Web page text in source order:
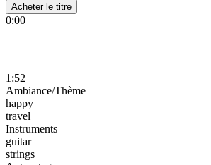
Acheter le titre
0:00
1:52
Ambiance/Thème
happy
travel
Instruments
guitar
strings